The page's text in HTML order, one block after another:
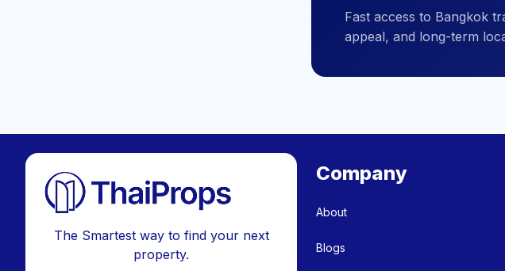
Fast access to Bangkok
appeal, and long-term
The Smartest way to find your next
property.
Company
About
Blogs